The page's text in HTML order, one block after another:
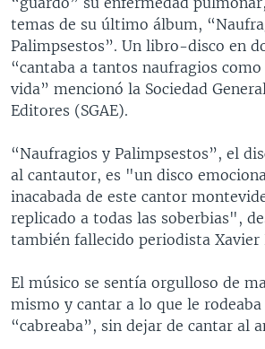
TECNOLOGÍA
DEPORTES
CIENCIA Y SALUD
FOTOGRAFÍA
AUDIOS
EL MUNDO AL DÍA
FORO INTERAMERICANO
VISIÓN 360
LAS CLAVES
RADIO
AVANCE INFORMATIVO
AUDIONOTICIAS
BUENOS DÍAS AMÉRICA
EL MUNDO AL DÍA [RADIO]
FORO [RADIO]
DEPORTIVO INTERNACIONAL
ENTRETENIMIENTO
DIRECT
DOCUMENTALES DE LA VOA
Learning English
SÍGANOS
temas de su último álbum,
Palimpsestos”. Un libro-disco en
“cantaba a tantos naufragios como
vida” mencionó la Sociedad
Editores (SGAE).
“Naufragios y Palimpsestos”, el
al cantautor, es "un disco
inacabada de este cantor
replicado a todas las soberbias",
también fallecido periodista Xavier
El músico se sentía orgulloso de
mismo y cantar a lo que le
“cabreaba”, sin dejar de cantar al